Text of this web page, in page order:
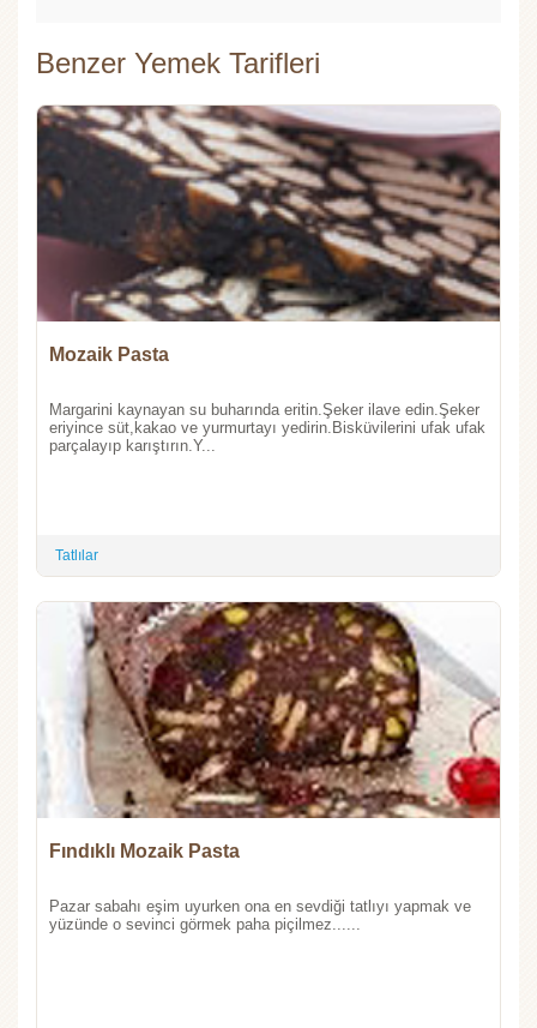
Benzer Yemek Tarifleri
Mozaik Pasta
Margarini kaynayan su buharında eritin.Şeker ilave edin.Şeker
eriyince süt,kakao ve yurmurtayı yedirin.Bisküvilerini ufak ufak
parçalayıp karıştırın.Y...
Tatlılar
Fındıklı Mozaik Pasta
Pazar sabahı eşim uyurken ona en sevdiği tatlıyı yapmak ve
yüzünde o sevinci görmek paha piçilmez......